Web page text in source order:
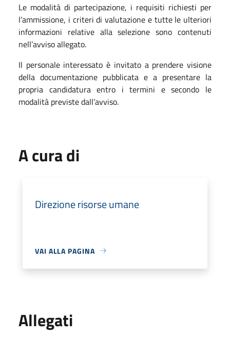
Le modalità di partecipazione, i requisiti richiesti per
l’ammissione, i criteri di valutazione e tutte le ulteriori
informazioni relative alla selezione sono contenuti
nell’avviso allegato.
Il personale interessato è invitato a prendere visione
della documentazione pubblicata e a presentare la
propria candidatura entro i termini e secondo le
modalità previste dall’avviso.
A cura di
Direzione risorse umane
VAI ALLA PAGINA
Allegati